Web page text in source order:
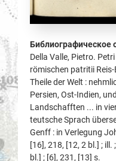
Библиографическое
Della Valle, Pietro.
römischen patritii
Theile der Welt :
Persien, Ost-Indien,
Landschafften ... in
teutsche Sprach
Genff : in Verlegung
[16], 218, [12, 2 bl.] ; ill.
bl.] ; [6], 231, [13] s.